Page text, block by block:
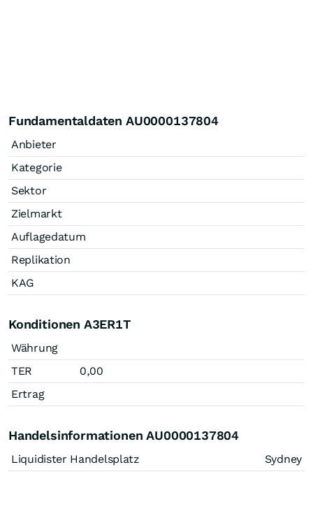
Fundamentaldaten AU0000137804
Anbieter
Kategorie
Sektor
Zielmarkt
Auflagedatum
Replikation
KAG
Konditionen A3ER1T
Währung
TER
0,00
Ertrag
Handelsinformationen AU0000137804
Liquidister Handelsplatz Sydney